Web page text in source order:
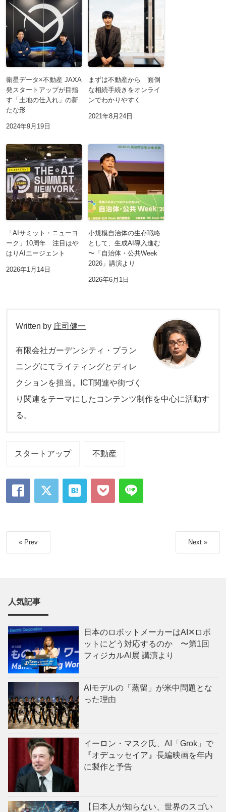
衛星データ×不動産 JAXA
発スタートアップが目指
す「土地の仕入れ」の新
たな形
2024年9月19日
まずは不動産から 面倒
な相続手続きをオンライ
ンでわかりやすく
2021年8月24日
「AIサミット・ニューヨ
ーク」10周年 注目はや
はりAIエージェント
2026年1月14日
小規模自治体の生存戦略
として、生成AI導入進む
〜「自治体・公共Week
2026」講演より
2026年6月1日
Written by 庄司健一
有限会社ガーデンシティ・プラン
ニングにてライティングとディレ
クションを担当。ICT関連や街づく
り関連をテーマにしたコンテンツ制作を中心に活動す
る。
スタートアップ 不動産
« Prev Next »
人気記事
日本のロボットメーカーはAI✕ロボ
ットにどう対応するのか 〜第1回
フィジカルAI展 講演より
AIモデルの「蒸留」が米中問題とな
った理由
イーロン・マスク氏、AI「Grok」で
『オデュッセイア』長編映画を年内
に製作と予告
【日本人が知らない、世界のスゴい